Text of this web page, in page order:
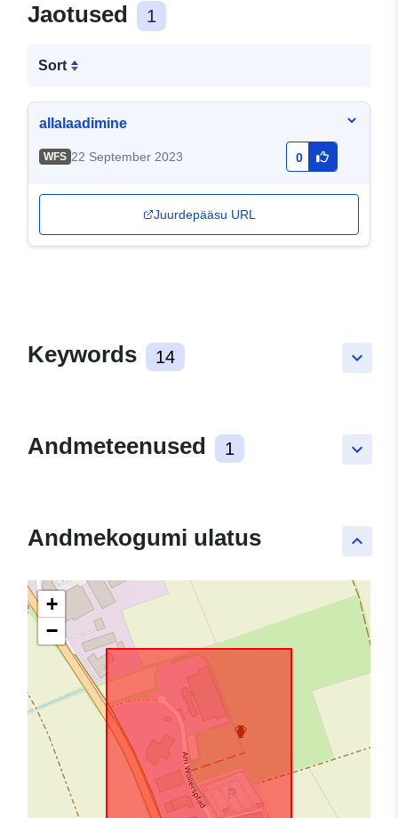
Jaotused 1
Sort
allalaadimine
WFS 22 September 2023 0
Juurdepääsu URL
keyboard_arrow_down
Keywords 14
keyboard_arrow_down
Andmeteenused 1
keyboard_arrow_up
Andmekogumi ulatus
+
−